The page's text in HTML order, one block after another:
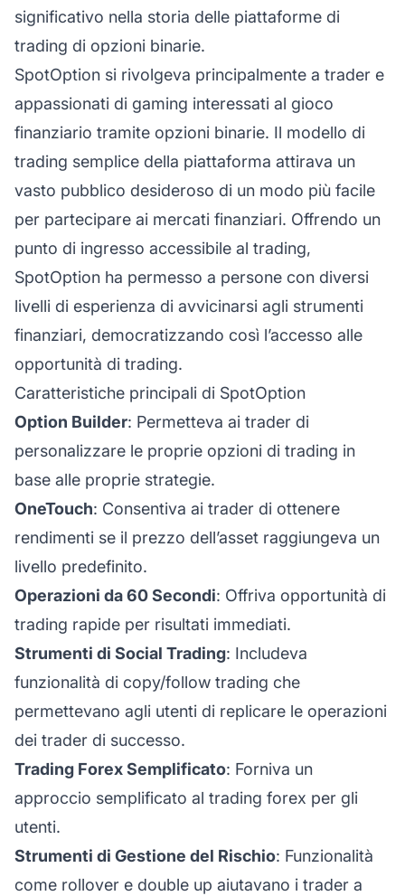
significativo nella storia delle piattaforme di
trading di opzioni binarie.
SpotOption si rivolgeva principalmente a trader e
appassionati di gaming interessati al gioco
finanziario tramite opzioni binarie. Il modello di
trading semplice della piattaforma attirava un
vasto pubblico desideroso di un modo più facile
per partecipare ai mercati finanziari. Offrendo un
punto di ingresso accessibile al trading,
SpotOption ha permesso a persone con diversi
livelli di esperienza di avvicinarsi agli strumenti
finanziari, democratizzando così l’accesso alle
opportunità di trading.
Caratteristiche principali di SpotOption
Option Builder: Permetteva ai trader di
personalizzare le proprie opzioni di trading in
base alle proprie strategie.
OneTouch: Consentiva ai trader di ottenere
rendimenti se il prezzo dell’asset raggiungeva un
livello predefinito.
Operazioni da 60 Secondi: Offriva opportunità di
trading rapide per risultati immediati.
Strumenti di Social Trading: Includeva
funzionalità di copy/follow trading che
permettevano agli utenti di replicare le operazioni
dei trader di successo.
Trading Forex Semplificato: Forniva un
approccio semplificato al trading forex per gli
utenti.
Strumenti di Gestione del Rischio: Funzionalità
come rollover e double up aiutavano i trader a